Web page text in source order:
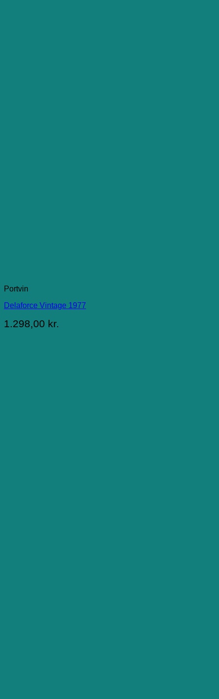
Portvin
Delaforce Vintage 1977
1.298,00 kr.